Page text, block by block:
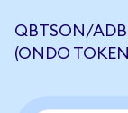
QBTSON/
(ONDO